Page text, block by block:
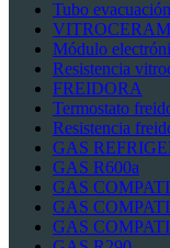
Tubo
Módulo
Resistencia
FREIDORA
Termostato
Resistencia
GAS
GAS R600a
GAS
GAS
GAS